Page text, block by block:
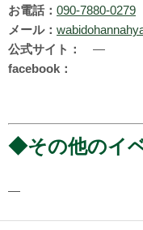
お電話： 090-7880-0279
メール：
公式サイト：
―
facebook：
◆その他のイ
―